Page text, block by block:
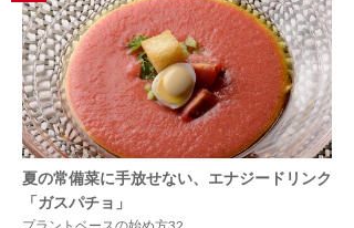
夏の常備菜に手放せない、エナジードリンク
「ガスパチョ」